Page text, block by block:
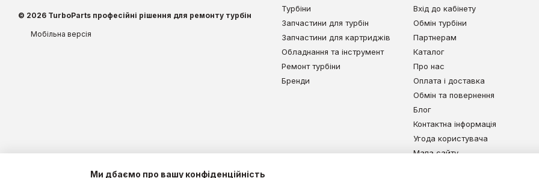
© 2026 TurboParts професійні рішення для ремонту турбін
Мобільна версія
Турбіни
Запчастини для турбін
Запчастини для картриджів
Обладнання та інструмент
Ремонт турбіни
Бренди
Вхід до кабінету
Обмін турбіни
Партнерам
Каталог
Про нас
Оплата і доставка
Обмін та повернення
Блог
Контактна інформація
Угода користувача
Мапа сайту
Ми дбаємо про вашу конфіденційність